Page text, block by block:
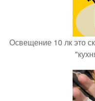
Освещение 10 лк это